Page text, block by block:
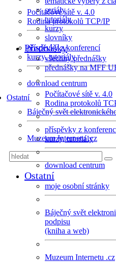
Počítačové sítě v. 4.0
Rodina protokolů TCP/IP
příspěvky z konferencí
kurzy, tutoriály
download centrum
Ostatní
Báječný svět
Muzeum Internetu .cz
seriály
tutoriály
kurzy
slovníky
Přednášky
všechny přednášky
přednášky na MFF
Počítačové sítě v. 4.0
Rodina protokolů
příspěvky z
kurzy, tutoriály
download centrum
Ostatní
moje osobní stránky
Báječný svět
podpisu
(kniha a web)
Muzeum Internetu .cz